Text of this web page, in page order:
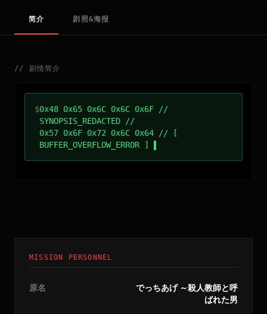
简介 剧照&海报
// 剧情简介
$0x48 0x65 0x6C 0x6C 0x6F //
SYNOPSIS_REDACTED //
0x57 0x6F 0x72 0x6C 0x64 // [
BUFFER_OVERFLOW_ERROR ]
MISSION PERSONNEL
原名
でっちあげ ～殺人教師と呼
ばれた男